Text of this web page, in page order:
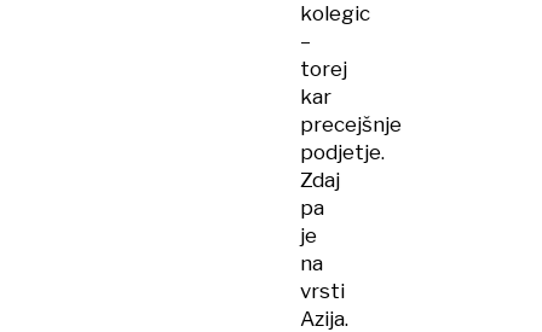
kolegic
–
torej
kar
precejšnje
podjetje.
Zdaj
pa
je
na
vrsti
Azija.